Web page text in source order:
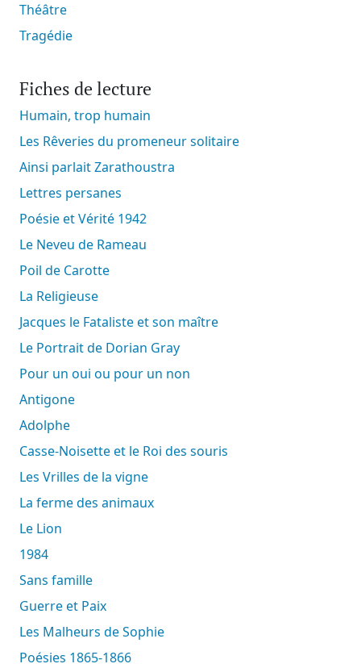
Théâtre
Tragédie
Fiches de lecture
Humain, trop humain
Les Rêveries du promeneur solitaire
Ainsi parlait Zarathoustra
Lettres persanes
Poésie et Vérité 1942
Le Neveu de Rameau
Poil de Carotte
La Religieuse
Jacques le Fataliste et son maître
Le Portrait de Dorian Gray
Pour un oui ou pour un non
Antigone
Adolphe
Casse-Noisette et le Roi des souris
Les Vrilles de la vigne
La ferme des animaux
Le Lion
1984
Sans famille
Guerre et Paix
Les Malheurs de Sophie
Poésies 1865-1866